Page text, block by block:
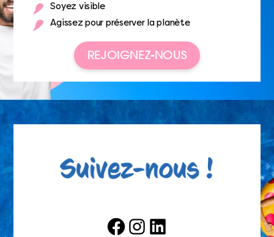
Soyez visible
Agissez pour préserver la planète
REJOIGNEZ-NOUS
FacebookInstagramLinkedIn